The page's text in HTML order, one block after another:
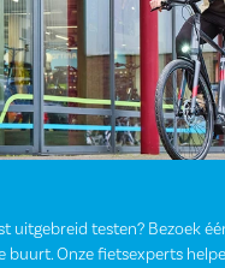
uitgebreid testen? Bezoek
buurt. Onze fietsexperts